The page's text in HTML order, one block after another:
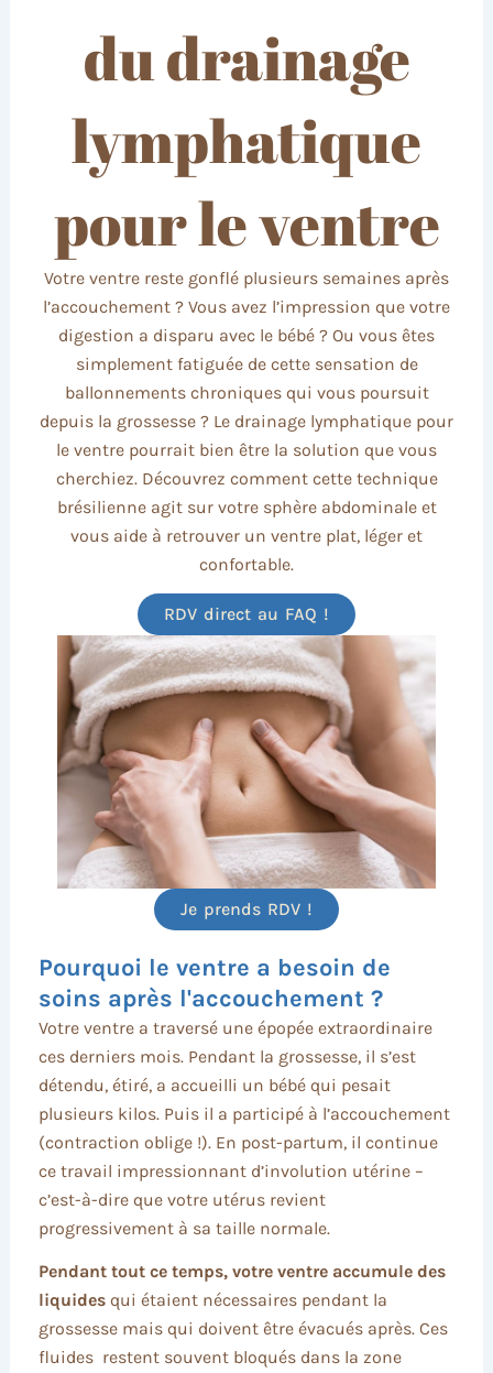
du drainage
lymphatique
pour le ventre
Votre ventre reste gonflé plusieurs semaines après
l’accouchement ? Vous avez l’impression que votre
digestion a disparu avec le bébé ? Ou vous êtes
simplement fatiguée de cette sensation de
ballonnements chroniques qui vous poursuit
depuis la grossesse ? Le drainage lymphatique pour
le ventre pourrait bien être la solution que vous
cherchiez. Découvrez comment cette technique
brésilienne agit sur votre sphère abdominale et
vous aide à retrouver un ventre plat, léger et
confortable.
RDV direct au FAQ !
Je prends RDV !
Pourquoi le ventre a besoin de
soins après l'accouchement ?
Votre ventre a traversé une épopée extraordinaire
ces derniers mois. Pendant la grossesse, il s’est
détendu, étiré, a accueilli un bébé qui pesait
plusieurs kilos. Puis il a participé à l’accouchement
(contraction oblige !). En post-partum, il continue
ce travail impressionnant d’involution utérine –
c’est-à-dire que votre utérus revient
progressivement à sa taille normale.
Pendant tout ce temps, votre ventre accumule des
liquidesqui étaient nécessaires pendant la
grossesse mais qui doivent être évacués après. Ces
fluides restent souvent bloqués dans la zone